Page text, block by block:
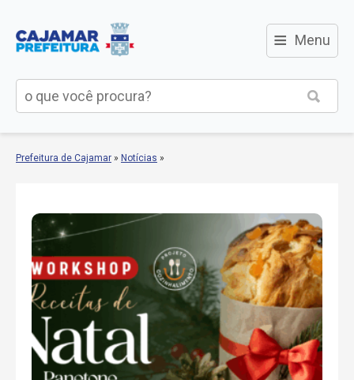
≡ Menu
Prefeitura de Cajamar » Notícias »